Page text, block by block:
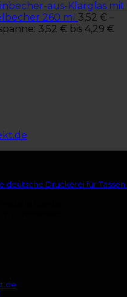
260 ml 3,52 € –
3,52 € bis 4,29 €
deutsche Druckerei für Tassen.